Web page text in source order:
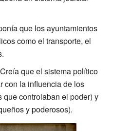
que los ayuntamientos
como el transporte, el
Creía que el sistema político
con la influencia de los
controlaban el poder) y
y poderosos).